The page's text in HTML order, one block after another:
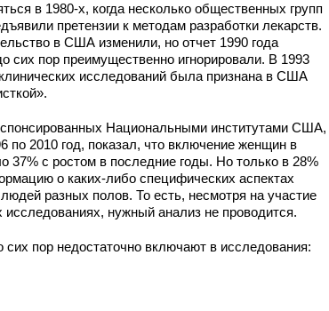
в 1980-х, когда несколько общественных групп
претензии к методам разработки лекарств.
в США изменили, но отчет 1990 года
сих пор преимущественно игнорировали. В 1993
клинических исследований была признана в США
Национальными институтами США,
по 2010 год, показал, что включение женщин в
37% с ростом в последние годы. Но только в 28%
о каких-либо специфических аспектах
разных полов. То есть, несмотря на участие
нужный анализ не проводится.
пор недостаточно включают в исследования: